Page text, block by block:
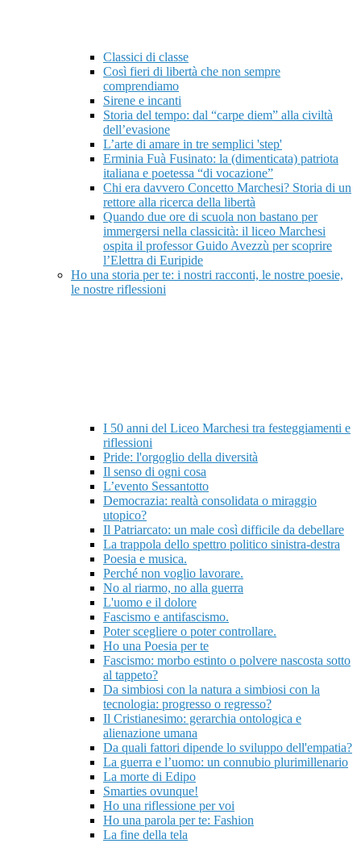
Classici di classe
Così fieri di libertà che non sempre
comprendiamo
Sirene e incanti
Storia del tempo: dal “carpe diem” alla civiltà
dell’evasione
L’arte di amare in tre semplici 'step'
Erminia Fuà Fusinato: la (dimenticata) patriota
italiana e poetessa “di vocazione”
Chi era davvero Concetto Marchesi? Storia di un
rettore alla ricerca della libertà
Quando due ore di scuola non bastano per
immergersi nella classicità: il liceo Marchesi
ospita il professor Guido Avezzù per scoprire
l’Elettra di Euripide
Ho una storia per te: i nostri racconti, le nostre poesie,
le nostre riflessioni
I 50 anni del Liceo Marchesi tra festeggiamenti e
riflessioni
Pride: l'orgoglio della diversità
Il senso di ogni cosa
L’evento Sessantotto
Democrazia: realtà consolidata o miraggio
utopico?
Il Patriarcato: un male così difficile da debellare
La trappola dello spettro politico sinistra-destra
Poesia e musica.
Perché non voglio lavorare.
No al riarmo, no alla guerra
L'uomo e il dolore
Fascismo e antifascismo.
Poter scegliere o poter controllare.
Ho una Poesia per te
Fascismo: morbo estinto o polvere nascosta sotto
al tappeto?
Da simbiosi con la natura a simbiosi con la
tecnologia: progresso o regresso?
Il Cristianesimo: gerarchia ontologica e
alienazione umana
Da quali fattori dipende lo sviluppo dell'empatia?
La guerra e l’uomo: un connubio plurimillenario
La morte di Edipo
Smarties ovunque!
Ho una riflessione per voi
Ho una parola per te: Fashion
La fine della tela